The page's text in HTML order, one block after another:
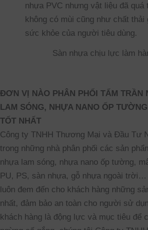
nhựa PVC nhưng vật liệu đã
không có mùi cũng như chất thải
sức khỏe của người tiêu dùng.
Sàn nhựa chịu lực làm
ĐƠN VỊ NÀO PHÂN PHỐI TẤM TRẦN
LAM SÓNG, NHỰA NANO ỐP
TỐT NHẤT
Công ty TNHH Thương Mại và Đầu Tư
trong những nhà phân phối các sản
nhựa lam sóng, nhựa nano ốp tường,
PU, PS, sàn nhựa, gỗ nhựa ngoài trời…
luôn đem đến cho khách hàng những
nhất, đảm bảo an toàn cho người sử
khách hàng là động lực và mục tiêu để